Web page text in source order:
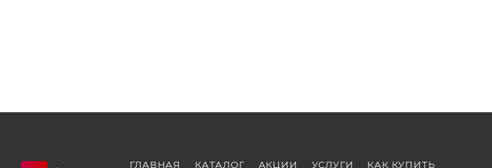
ГЛАВНАЯ КАТАЛОГ АКЦИИ УСЛУГИ КАК КУПИТЬ